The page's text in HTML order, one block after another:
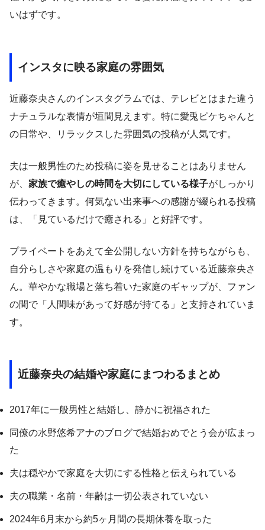
いはずです。
インスタに映る家庭の雰囲気
近藤奈央さんのインスタグラムでは、テレビとはまた違う
ナチュラルな表情が垣間見えます。特に愛兎ピケちゃんと
の日常や、リラックスした雰囲気の投稿が人気です。
夫は一般男性のため投稿に姿を見せることはありません
が、 家族で癒やしの時間を大切にしている様子がしっかり
伝わってきます。何気ない出来事への感謝が綴られる投稿
は、「見ているだけで癒される」と好評です。
プライベートをあえて全公開しない方針を持ちながらも、
自分らしさや家庭の温もりを発信し続けている近藤奈央さ
ん。華やかな職場と落ち着いた家庭のギャップが、ファン
の間で「人間味があって好感が持てる」と支持されていま
す。
近藤奈央の結婚や家庭にまつわるまとめ
2017年に一般男性と結婚し、静かに祝福された
同僚の水野悠希アナのブログで結婚おめでとう会が広まっ
た
夫は穏やかで家庭を大切にする性格と伝えられている
夫の職業・名前・年齢は一切公表されていない
2024年6月末から約5ヶ月間の長期休養を取った